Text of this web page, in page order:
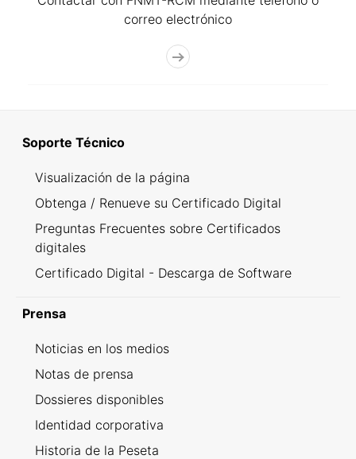
correo electrónico
Soporte Técnico
Visualización de la página
Obtenga / Renueve su Certificado Digital
Preguntas Frecuentes sobre Certificados
digitales
Certificado Digital - Descarga de Software
Prensa
Noticias en los medios
Notas de prensa
Dossieres disponibles
Identidad corporativa
Historia de la Peseta